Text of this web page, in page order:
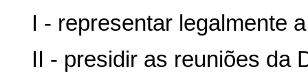
I - representar legalmente
II - presidir as reuniões da